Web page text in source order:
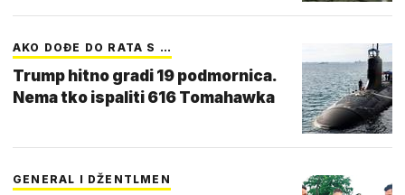
AKO DOĐE DO RATA S …
Trump hitno gradi 19 podmornica.
Nema tko ispaliti 616 Tomahawka
GENERAL I DŽENTLMEN